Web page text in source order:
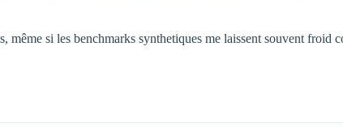
même si les benchmarks synthetiques me laissent souvent froid